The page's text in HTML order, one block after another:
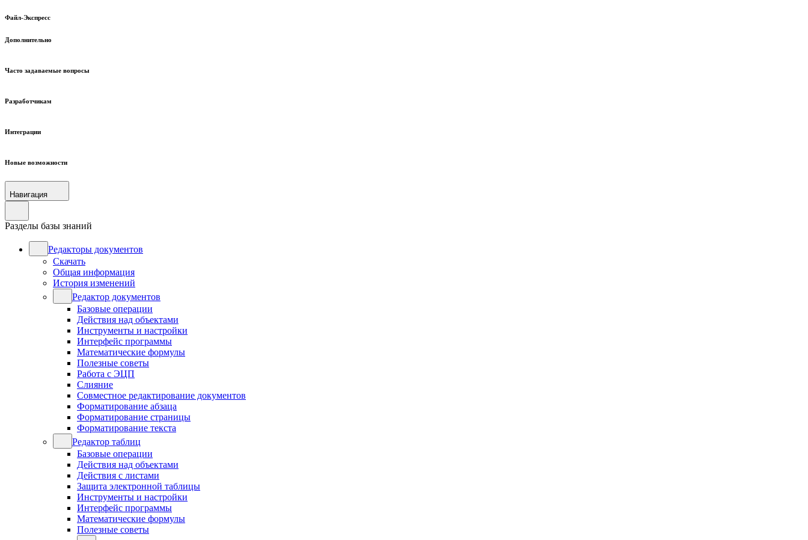
Файл-Экспресс
Дополнительно
Часто задаваемые вопросы
Разработчикам
Интеграции
Новые возможности
Навигация
Разделы базы знаний
Редакторы документов
Скачать
Общая информация
История изменений
Редактор документов
Базовые операции
Действия над объектами
Инструменты и настройки
Интерфейс программы
Математические формулы
Полезные советы
Работа с ЭЦП
Слияние
Совместное редактирование документов
Форматирование абзаца
Форматирование страницы
Форматирование текста
Редактор таблиц
Базовые операции
Действия над объектами
Действия с листами
Защита электронной таблицы
Инструменты и настройки
Интерфейс программы
Математические формулы
Полезные советы